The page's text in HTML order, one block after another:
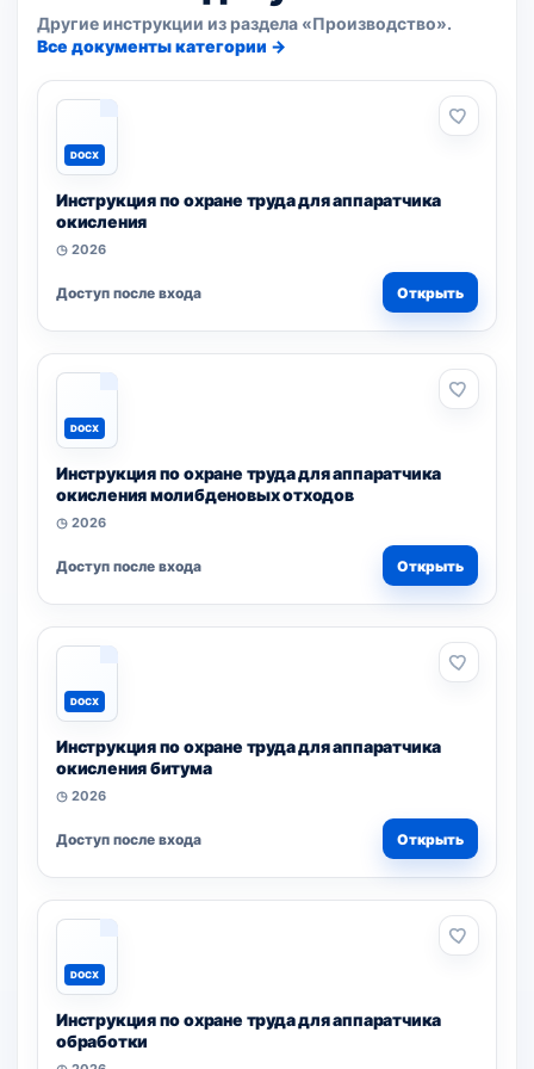
Другие инструкции из раздела «Производство».
Все документы категории →
DOCX
Инструкция по охране труда для аппаратчика
окисления
◷ 2026
Доступ после входа Открыть
DOCX
Инструкция по охране труда для аппаратчика
окисления молибденовых отходов
◷ 2026
Доступ после входа Открыть
DOCX
Инструкция по охране труда для аппаратчика
окисления битума
◷ 2026
Доступ после входа Открыть
DOCX
Инструкция по охране труда для аппаратчика
обработки